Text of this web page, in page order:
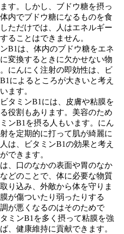
す。しかし、ブドウ糖を摂っ
内でブドウ糖になるものを食
ただけでは、人はエネルギー
ることはできません。
B1は、体内のブドウ糖をエネ
変換するときに欠かせない物
にんにく注射の即効性は、ビ
によるところが大きいと考え
ます。
タミンB1には、皮膚や粘膜を
役割もあります。美容のため
ンB1を摂る人もいます。にん
を定期的に打って肌が綺麗に
は、ビタミンB1の効果と考え
できます。
、口のなかの表面や胃のなか
どのことで、体に必要な物質
り込み、外敵から体を守りま
が傷ついたり弱ったりする
が悪くなるのはそのためで
ミンB1を多く摂って粘膜を強
、健康維持に貢献できます。